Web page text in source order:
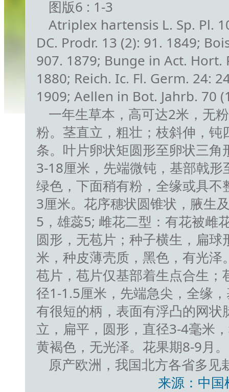
图版6 : 1-3
Atriplex hartensis L. Sp. Pl.
DC. Prodr. 13 (2): 91. 1849;
907. 1879; Bunge in Act. Hort.
1880; Reich. Ic. Fl. Germ. 24:
1909; Aellen in Bot. Jahrb. 70
一年生草本，高可达2米，无
粉。茎直立，粗壮；枝斜伸，钝
条。叶片卵状矩圆形至卵状三角
3-18厘米，先端微钝，基部戟形
绿色，下面稍有粉，全缘或具不
3厘米。花序穗状圆锥状，腋生
5，雄蕊5; 雌花二型：有花被雌
圆形，无苞片；种子横生，扁球
米，种皮薄壳质，黑色，有光泽
苞片，苞片仅基部着生点合生；
径1-1.5厘米，先端急尖，全缘
有很短的柄，表面有浮凸的网状
立，扁平，圆形，直径3-4毫米
黄褐色，无光泽。花果期8-9月。
原产欧洲，我国北方各省多见
来源：中